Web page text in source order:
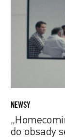
serialowego
NEWSY
do obsady